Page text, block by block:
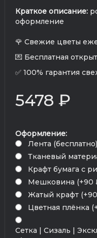
Краткое описание:
оформление
🌹 Свежие цветы
💌 Бесплатная
✅ 100% гарантия
5478 ₽
Оформление:
Лента (бесплатно)
Тканевый
Крафт бумага с
Мешковина (+90
Жатый крафт
Цветная плёнка
Сетка | Сизаль |